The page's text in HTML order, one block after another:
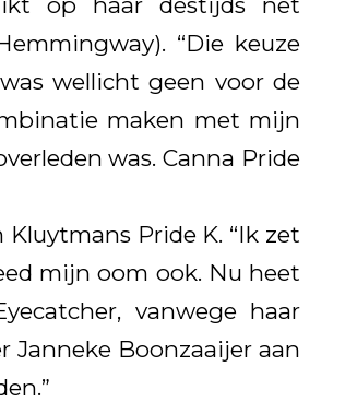
“Die keuze
wellicht geen voor de
maken met mijn
was. Canna Pride
Pride K. “Ik zet
mijn oom ook. Nu heet
vanwege haar
Janneke Boonzaaijer aan